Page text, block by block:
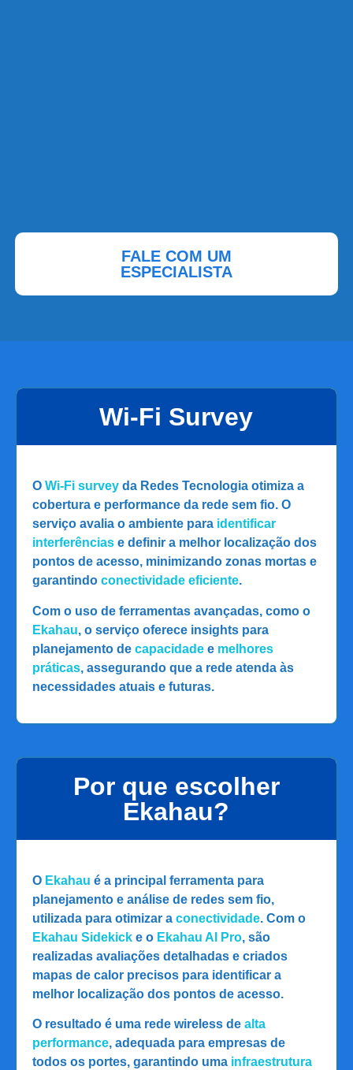
FALE COM UM
ESPECIALISTA
Wi-Fi Survey
O Wi-Fi surveyda Redes Tecnologia otimiza a
cobertura e performance da rede sem fio. O
serviço avalia o ambiente para identificar
interferênciase definir a melhor localização dos
pontos de acesso, minimizando zonas mortas e
garantindo conectividade eficiente.
Com o uso de ferramentas avançadas, como o
Ekahau, o serviço oferece insights para
planejamento de capacidadee melhores
práticas, assegurando que a rede atenda às
necessidades atuais e futuras.
Por que escolher
Ekahau?
O Ekahau é a principal ferramenta para
planejamento e análise de redes sem fio,
utilizada para otimizar a conectividade. Com o
Ekahau Sidekicke o Ekahau AI Pro, são
realizadas avaliações detalhadas e criados
mapas de calor precisos para identificar a
melhor localização dos pontos de acesso.
O resultado é uma rede wireless de alta
performance, adequada para empresas de
todos os portes, garantindo uma infraestrutura